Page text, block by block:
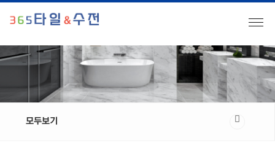
모두보기